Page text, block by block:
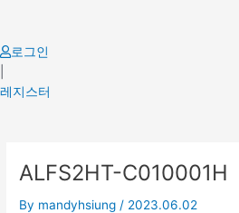
content
로그인
레지스터
ALFS2HT-C010001H
By mandyhsiung / 2023.06.02